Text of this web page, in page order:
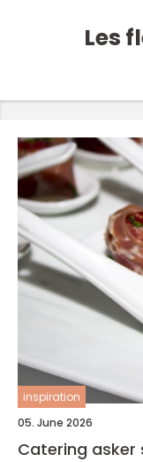
Les
inspiration
05. June 2026
Catering asker slik får du et vellykket selskap